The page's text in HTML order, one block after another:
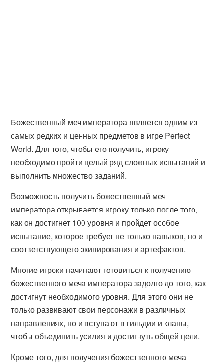
Божественный меч императора является одним из
самых редких и ценных предметов в игре Perfect
World. Для того, чтобы его получить, игроку
необходимо пройти целый ряд сложных испытаний и
выполнить множество заданий.
Возможность получить божественный меч
императора открывается игроку только после того,
как он достигнет 100 уровня и пройдет особое
испытание, которое требует не только навыков, но и
соответствующего экипирования и артефактов.
Многие игроки начинают готовиться к получению
божественного меча императора задолго до того, как
достигнут необходимого уровня. Для этого они не
только развивают свои персонажи в различных
направлениях, но и вступают в гильдии и кланы,
чтобы объединить усилия и достигнуть общей цели.
Кроме того, для получения божественного меча